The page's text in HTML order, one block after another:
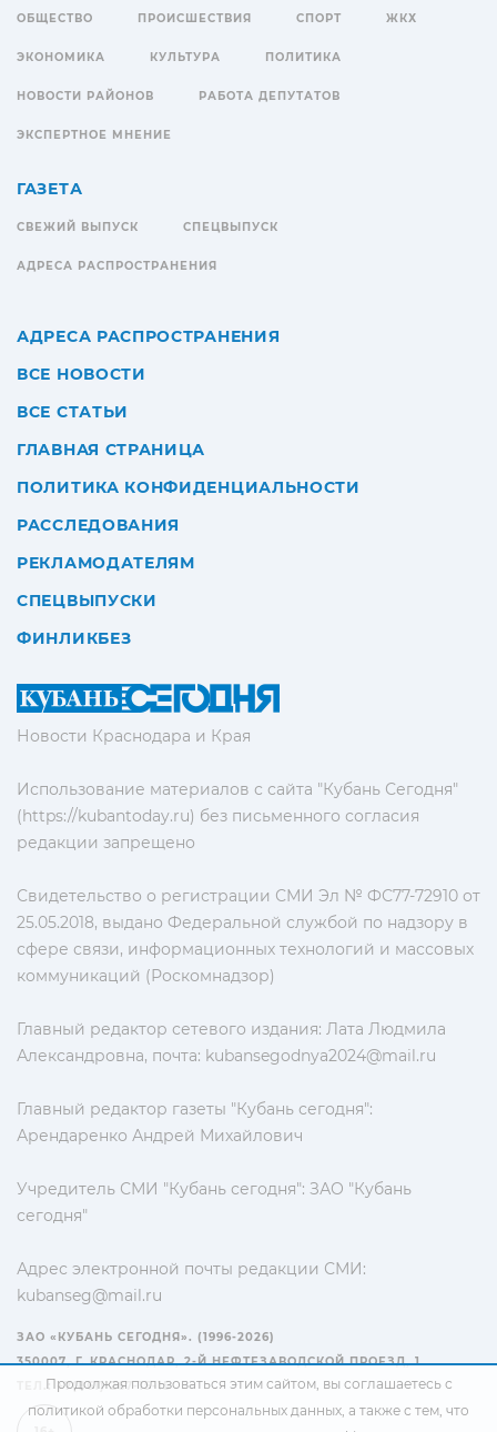
Новости Краснодара и Края
Использование материалов с сайта "Кубань Сегодня"
(https://kubantoday.ru) без письменного согласия
редакции запрещено
Свидетельство о регистрации СМИ Эл № ФС77-72910 от
25.05.2018, выдано Федеральной службой по надзору в
сфере связи, информационных технологий и массовых
коммуникаций (Роскомнадзор)
Главный редактор сетевого издания: Лата Людмила
Александровна, почта: kubansegodnya2024@mail.ru
Главный редактор газеты "Кубань сегодня":
Арендаренко Андрей Михайлович
Учредитель СМИ "Кубань сегодня": ЗАО "Кубань
сегодня"
Адрес электронной почты редакции СМИ:
kubanseg@mail.ru
ОБЩЕСТВО ПРОИСШЕСТВИЯ СПОРТ ЖКХ
ЭКОНОМИКА КУЛЬТУРА ПОЛИТИКА
НОВОСТИ РАЙОНОВ РАБОТА ДЕПУТАТОВ
ЭКСПЕРТНОЕ МНЕНИЕ
ГАЗЕТА
СВЕЖИЙ ВЫПУСК СПЕЦВЫПУСК
АДРЕСА РАСПРОСТРАНЕНИЯ
АДРЕСА РАСПРОСТРАНЕНИЯ
ВСЕ НОВОСТИ
ВСЕ СТАТЬИ
ГЛАВНАЯ СТРАНИЦА
ПОЛИТИКА КОНФИДЕНЦИАЛЬНОСТИ
РАССЛЕДОВАНИЯ
РЕКЛАМОДАТЕЛЯМ
СПЕЦВЫПУСКИ
ФИНЛИКБЕЗ
ЗАО «КУБАНЬ СЕГОДНЯ». (1996-2026)
350007, Г. КРАСНОДАР, 2-Й НЕФТЕЗАВОДСКОЙ ПРОЕЗД, 1
ТЕЛ.: +7(861) 267-15-15
Продолжая пользоваться этим сайтом, вы соглашаетесь с
политикой обработки персональных данных, а также с тем, что